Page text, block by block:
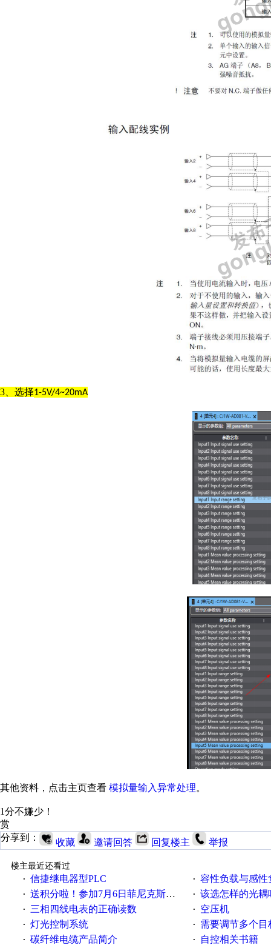
3、选择1-5V/4~20mA
其他资料，点击主页查看 模拟量输入异常处理。
1分不嫌少！
赏
分享到：
收藏 邀请回答 回复楼主 举报
楼主最近还看过
· 信捷继电器型PLC · 容性负载与感性负
· 送积分啦！参加7月6日菲尼克斯在线研讨会即得 · 该选怎样的光耦
· 三相四线电表的正确读数 · 空压机
· 灯光控制系统 · 需要调节多个目标
· 碳纤维电缆产品简介 · 自控相关书籍